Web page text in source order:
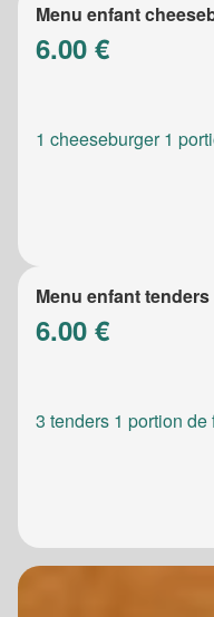
Menu enfant
6.00 €
1 cheeseburger 1
Menu enfant tenders
6.00 €
3 tenders 1 portion